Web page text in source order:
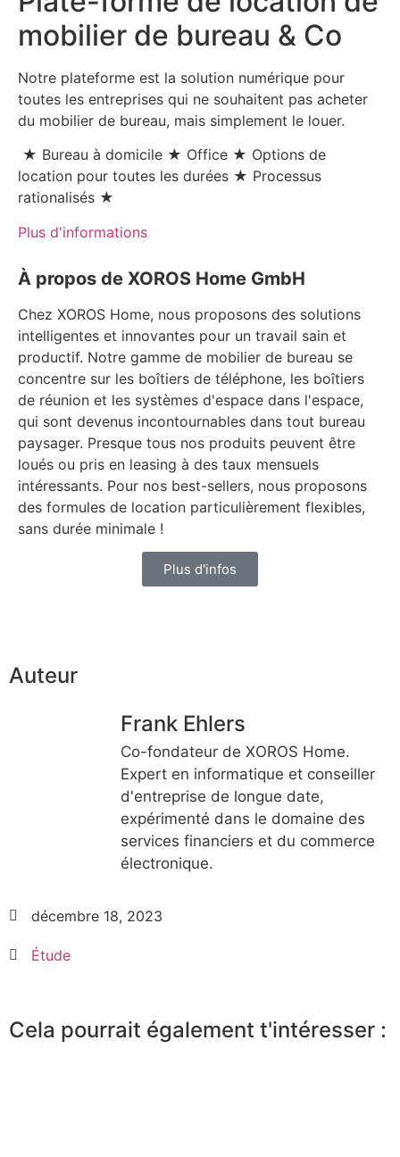
mobilier de bureau & Co
Notre plateforme est la solution numérique pour
toutes les entreprises qui ne souhaitent pas acheter
du mobilier de bureau, mais simplement le louer.
★ Bureau à domicile ★ Office ★ Options de
location pour toutes les durées ★ Processus
rationalisés ★
Plus d'informations
À propos de XOROS Home GmbH
Chez XOROS Home, nous proposons des solutions
intelligentes et innovantes pour un travail sain et
productif. Notre gamme de mobilier de bureau se
concentre sur les boîtiers de téléphone, les boîtiers
de réunion et les systèmes d'espace dans l'espace,
qui sont devenus incontournables dans tout bureau
paysager. Presque tous nos produits peuvent être
loués ou pris en leasing à des taux mensuels
intéressants. Pour nos best-sellers, nous proposons
des formules de location particulièrement flexibles,
sans durée minimale !
Plus d'infos
Auteur
Frank Ehlers
Co-fondateur de XOROS Home.
Expert en informatique et conseiller
d'entreprise de longue date,
expérimenté dans le domaine des
services financiers et du commerce
électronique.
décembre 18, 2023
Étude
Cela pourrait également t'intéresser :